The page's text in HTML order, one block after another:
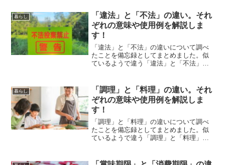
暮らし
「違法」と「不法」の違い。それ
ぞれの意味や使用例を解説しま
す！
「違法」と「不法」の違いについて調べ
たことを備忘録としてまとめました。似
ているようで違う「違法」と「不法」の
暮らし
「調理」と「料理」の違い。それ
ぞれの意味や使用例を解説しま
す！
「調理」と「料理」の違いについて調べ
たことを備忘録としてまとめました。似
ているようで違う「調理」と「料理」の